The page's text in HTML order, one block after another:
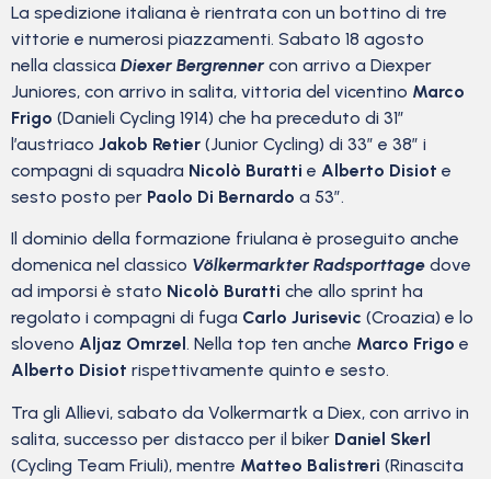
La spedizione italiana è rientrata con un bottino di tre
vittorie e numerosi piazzamenti. Sabato 18 agosto
nella classica Diexer Bergrenner con arrivo a Diexper
Juniores, con arrivo in salita, vittoria del vicentino Marco
Frigo (Danieli Cycling 1914) che ha preceduto di 31″
l’austriaco Jakob Retier (Junior Cycling) di 33″ e 38″ i
compagni di squadra Nicolò Buratti e Alberto Disiot e
sesto posto per Paolo Di Bernardo a 53″.
Il dominio della formazione friulana è proseguito anche
domenica nel classico Völkermarkter Radsporttage dove
ad imporsi è stato Nicolò Buratti che allo sprint ha
regolato i compagni di fuga Carlo Jurisevic (Croazia) e lo
sloveno Aljaz Omrzel . Nella top ten anche Marco Frigo e
Alberto Disiot rispettivamente quinto e sesto.
Tra gli Allievi, sabato da Volkermartk a Diex, con arrivo in
salita, successo per distacco per il biker Daniel Skerl
(Cycling Team Friuli), mentre Matteo Balistreri (Rinascita